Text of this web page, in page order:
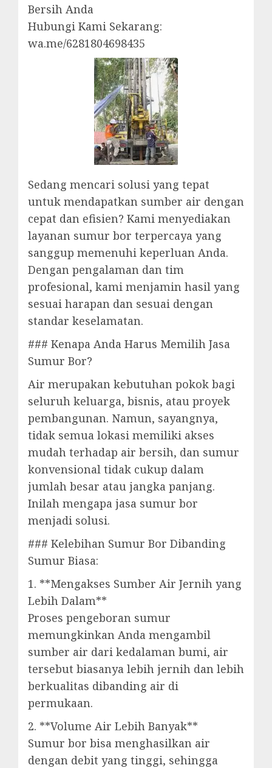
Bersih Anda
Hubungi Kami Sekarang:
wa.me/6281804698435
Sedang mencari solusi yang tepat
untuk mendapatkan sumber air dengan
cepat dan efisien? Kami menyediakan
layanan sumur bor terpercaya yang
sanggup memenuhi keperluan Anda.
Dengan pengalaman dan tim
profesional, kami menjamin hasil yang
sesuai harapan dan sesuai dengan
standar keselamatan.
### Kenapa Anda Harus Memilih Jasa
Sumur Bor?
Air merupakan kebutuhan pokok bagi
seluruh keluarga, bisnis, atau proyek
pembangunan. Namun, sayangnya,
tidak semua lokasi memiliki akses
mudah terhadap air bersih, dan sumur
konvensional tidak cukup dalam
jumlah besar atau jangka panjang.
Inilah mengapa jasa sumur bor
menjadi solusi.
### Kelebihan Sumur Bor Dibanding
Sumur Biasa:
1. **Mengakses Sumber Air Jernih yang
Lebih Dalam**
Proses pengeboran sumur
memungkinkan Anda mengambil
sumber air dari kedalaman bumi, air
tersebut biasanya lebih jernih dan lebih
berkualitas dibanding air di
permukaan.
2. **Volume Air Lebih Banyak**
Sumur bor bisa menghasilkan air
dengan debit yang tinggi, sehingga